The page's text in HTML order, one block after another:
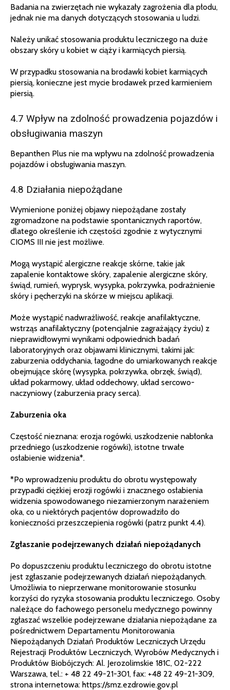
Badania na zwierzętach nie wykazały zagrożenia dla płodu,
jednak nie ma danych dotyczących stosowania u ludzi.
Należy unikać stosowania produktu leczniczego na duże
obszary skóry u kobiet w ciąży i karmiących piersią.
W przypadku stosowania na brodawki kobiet karmiących
piersią, konieczne jest mycie brodawek przed karmieniem
piersią.
4.7 Wpływ na zdolność prowadzenia pojazdów i
obsługiwania maszyn
Bepanthen Plus nie ma wpływu na zdolność prowadzenia
pojazdów i obsługiwania maszyn.
4.8 Działania niepożądane
Wymienione poniżej objawy niepożądane zostały
zgromadzone na podstawie spontanicznych raportów,
dlatego określenie ich częstości zgodnie z wytycznymi
CIOMS III nie jest możliwe.
Mogą wystąpić alergiczne reakcje skórne, takie jak
zapalenie kontaktowe skóry, zapalenie alergiczne skóry,
świąd, rumień, wyprysk, wysypka, pokrzywka, podrażnienie
skóry i pęcherzyki na skórze w miejscu aplikacji.
Może wystąpić nadwrażliwość, reakcje anafilaktyczne,
wstrząs anafilaktyczny (potencjalnie zagrażający życiu) z
nieprawidłowymi wynikami odpowiednich badań
laboratoryjnych oraz objawami klinicznymi, takimi jak:
zaburzenia oddychania, łagodne do umiarkowanych reakcje
obejmujące skórę (wysypka, pokrzywka, obrzęk, świąd),
układ pokarmowy, układ oddechowy, układ sercowo-
naczyniowy (zaburzenia pracy serca).
Zaburzenia oka
Częstość nieznana: erozja rogówki, uszkodzenie nabłonka
przedniego (uszkodzenie rogówki), istotne trwałe
osłabienie widzenia*.
*Po wprowadzeniu produktu do obrotu występowały
przypadki ciężkiej erozji rogówki i znacznego osłabienia
widzenia spowodowanego niezamierzonym narażeniem
oka, co u niektórych pacjentów doprowadziło do
konieczności przeszczepienia rogówki (patrz punkt 4.4).
Zgłaszanie podejrzewanych działań niepożądanych
Po dopuszczeniu produktu leczniczego do obrotu istotne
jest zgłaszanie podejrzewanych działań niepożądanych.
Umożliwia to nieprzerwane monitorowanie stosunku
korzyści do ryzyka stosowania produktu leczniczego. Osoby
należące do fachowego personelu medycznego powinny
zgłaszać wszelkie podejrzewane działania niepożądane za
pośrednictwem Departamentu Monitorowania
Niepożądanych Działań Produktów Leczniczych Urzędu
Rejestracji Produktów Leczniczych, Wyrobów Medycznych i
Produktów Biobójczych: Al. Jerozolimskie 181C, 02-222
Warszawa, tel.: + 48 22 49-21-301, fax: +48 22 49-21-309,
strona internetowa: https://smz.ezdrowie.gov.pl